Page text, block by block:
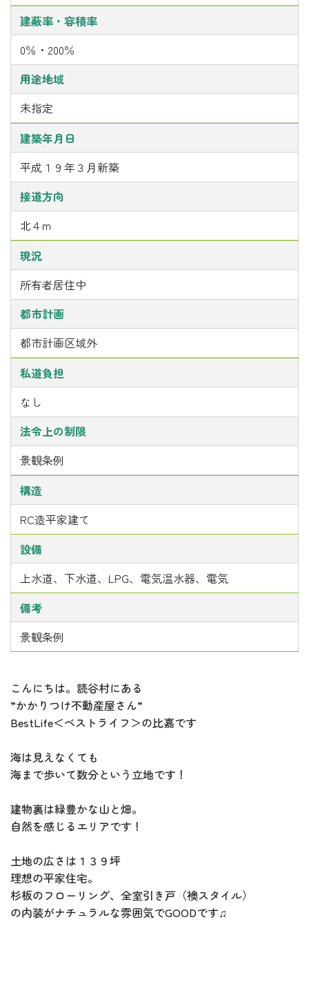
建蔽率・容積率
0％・200％
用途地域
未指定
建築年月日
平成１９年３月新築
接道方向
北４m
現況
所有者居住中
都市計画
都市計画区域外
私道負担
なし
法令上の制限
景観条例
構造
RC造平家建て
設備
上水道、下水道、LPG、電気温水器、電気
備考
景観条例
こんにちは。読谷村にある
”かかりつけ不動産屋さん”
BestLife＜ベストライフ＞の比嘉です
海は見えなくても
海まで歩いて数分という立地です！
建物裏は緑豊かな山と畑。
自然を感じるエリアです！
土地の広さは１３９坪
理想の平家住宅。
杉板のフローリング、全室引き戸（襖スタイル）
の内装がナチュラルな雰囲気でGOODです♫